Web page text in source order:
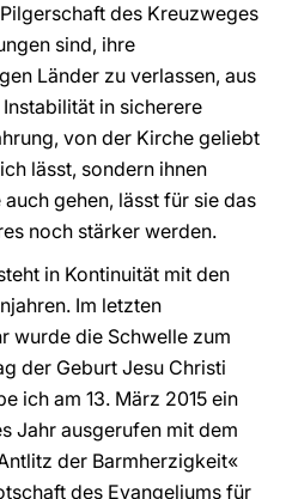
des Kreuzweges
sind, ihre
Länder zu verlassen, aus
in sicherere
von der Kirche geliebt
lässt, sondern ihnen
gehen, lässt für sie das
noch stärker werden.
in Kontinuität mit den
Im letzten
wurde die Schwelle zum
der Geburt Jesu Christi
ich am 13. März 2015 ein
Jahr ausgerufen mit dem
der Barmherzigkeit«
des Evangeliums für